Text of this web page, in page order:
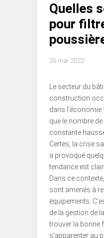
Quelles
pour
26 mai 2022
Le secteur du
construction
dans
que le nombre
constante
Certes, la crise
a provoqué
tendance est
Dans ce
sont amenés à
équipements.
de la gestion de
trouver la bonne
s’apparenter au